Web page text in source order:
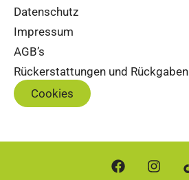
Datenschutz
Impressum
AGB’s
Rückerstattungen und Rückgaben
Cookies